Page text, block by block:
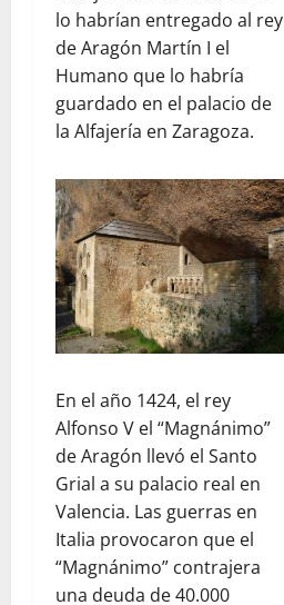
lo habrían entregado al rey
de Aragón Martín I el
Humano que lo habría
guardado en el palacio de
la Alfajería en Zaragoza.
En el año 1424, el rey
Alfonso V el “Magnánimo”
de Aragón llevó el Santo
Grial a su palacio real en
Valencia. Las guerras en
Italia provocaron que el
“Magnánimo” contrajera
una deuda de 40.000